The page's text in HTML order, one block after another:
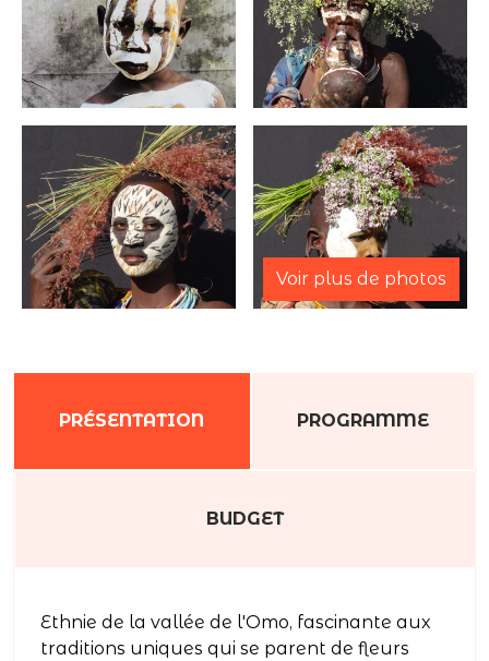
Voir plus de photos
PRÉSENTATION PROGRAMME
BUDGET
Ethnie de la vallée de l'Omo, fascinante aux
traditions uniques qui se parent de fleurs